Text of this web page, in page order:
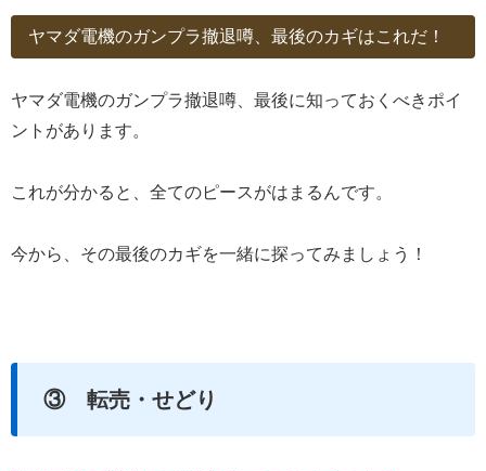
ヤマダ電機のガンプラ撤退噂、最後のカギはこれだ！
ヤマダ電機のガンプラ撤退噂、最後に知っておくべきポイ
ントがあります。
これが分かると、全てのピースがはまるんです。
今から、その最後のカギを一緒に探ってみましょう！
③ 転売・せどり